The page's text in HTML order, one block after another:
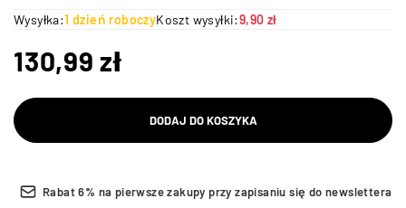
Wysyłka:1 dzień roboczyKoszt wysyłki:9,90 zł
130,99zł
DODAJ DO KOSZYKA
Rabat 6% na pierwsze zakupy przy zapisaniu się do newslettera